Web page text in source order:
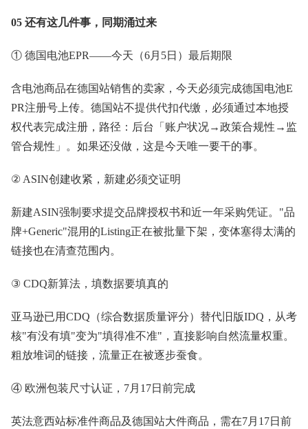
05 还有这几件事，同期涌过来
① 德国电池EPR——今天（6月5日）最后期限
含电池商品在德国站销售的卖家，今天必须完成德国电池E
PR注册号上传。德国站不提供代扣代缴，必须通过本地授
权代表完成注册，路径：后台「账户状况→政策合规性→监
管合规性」。如果还没做，这是今天唯一要干的事。
② ASIN创建收紧，新建必须交证明
新建ASIN强制要求提交品牌授权书和近一年采购凭证。"品
牌+Generic"混用的Listing正在被批量下架，变体塞得太满的
链接也在清查范围内。
③ CDQ新算法，填数据要填真的
亚马逊已用CDQ（综合数据质量评分）替代旧版IDQ，从考
核"有没有填"变为"填得准不准"，直接影响自然流量权重。
粗放堆词的链接，流量正在被逐步蚕食。
④ 欧洲包装尺寸认证，7月17日前完成
英法意西站标准件商品及德国站大件商品，需在7月17日前